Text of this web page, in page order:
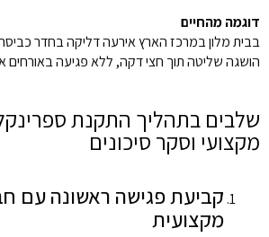
דוגמה מהחיים
בבית מלון במרכז הארץ אירעה דליקה בחדר
הושגה שליטה תוך חצי דקה, ללא פגיעה באורחים
שלבים בתהליך התקנת
מקצועי וסקר סיכונים
קביעת פגישה ראשונה עם
מקצועית